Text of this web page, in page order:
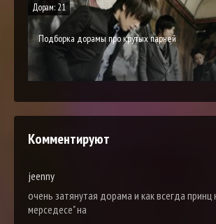
Дорам: 21
Подборка дорамы про крутых парней
Комментируют
jeenny
очень затянутая дорама и как всегда принц
мерседесе" на